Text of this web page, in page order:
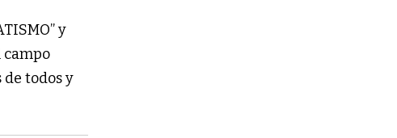
y
campo
todos y